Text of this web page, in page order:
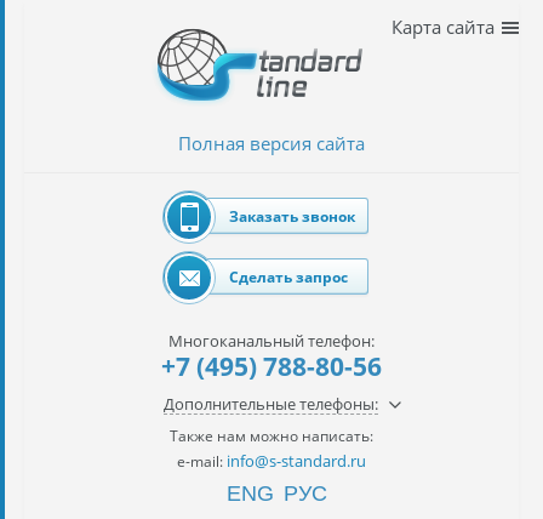
автомобилей
Полная версия сайта
Карта сайта
Заказать звонок
Сделать запрос
Многоканальный телефон:
+7 (495) 788-80-56
Дополнительные телефоны:
Также нам можно написать:
e-mail: info@s-standard.ru
ENG РУС